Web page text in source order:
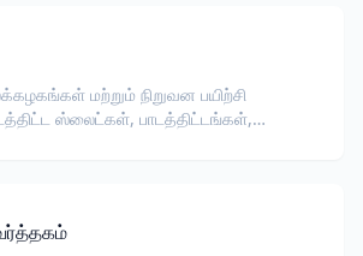
மற்றும் நிறுவன பயிற்சி
ஸ்லைட்கள், பாடத்திட்டங்கள்,